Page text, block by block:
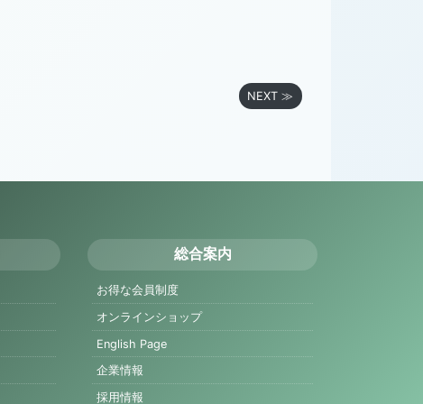
NEXT ≫
総合案内
お得な会員制度
オンラインショップ
English Page
企業情報
採用情報